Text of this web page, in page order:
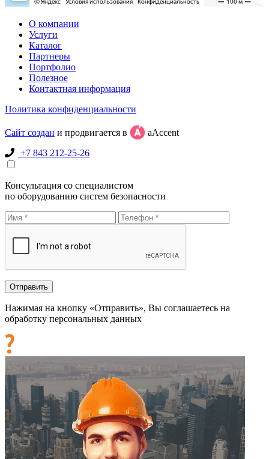
О компании
Услуги
Каталог
Партнеры
Портфолио
Полезное
Контактная информация
Политика конфиденциальности
Сайт создан и продвигается в
aAccent
+7 843 212-25-26
Консультация со специалистом
по оборудованию систем безопасности
Нажимая на кнопку «Отправить», Вы соглашаетесь на
обработку персональных данных